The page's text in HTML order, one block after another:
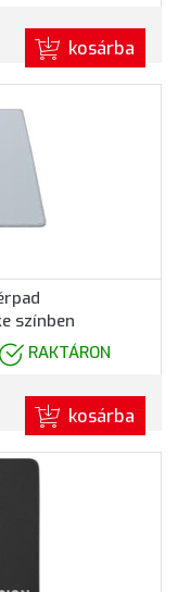
kosárba
színben
RAKTÁRON
kosárba